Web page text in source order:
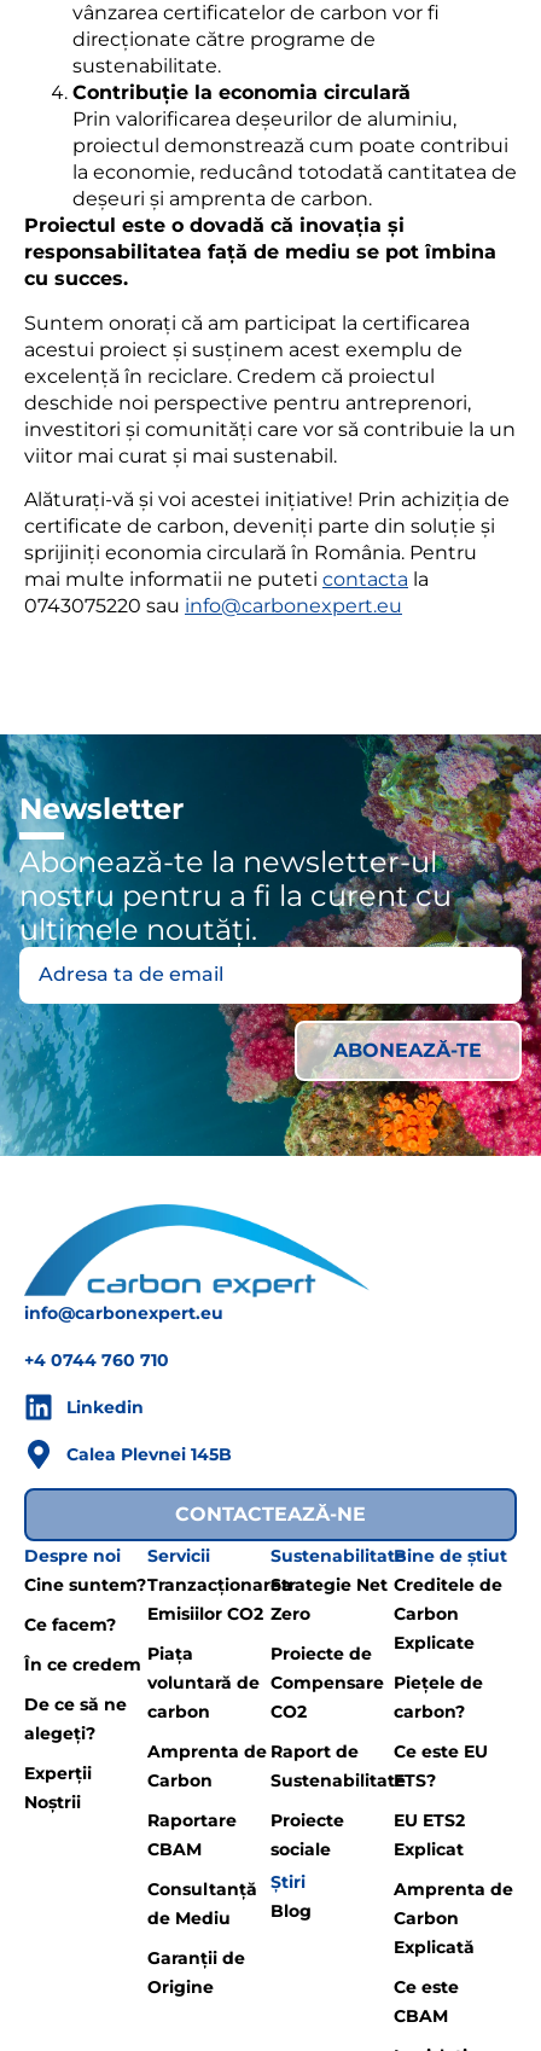
vânzarea certificatelor de carbon vor fi
direcționate către programe de
sustenabilitate.
Contribuție la economia circulară
Prin valorificarea deșeurilor de aluminiu,
proiectul demonstrează cum poate contribui
la economie, reducând totodată cantitatea de
deșeuri și amprenta de carbon.
Proiectul este o dovadă că inovația și
responsabilitatea față de mediu se pot îmbina
cu succes.
Suntem onorați că am participat la certificarea
acestui proiect și susținem acest exemplu de
excelență în reciclare. Credem că proiectul
deschide noi perspective pentru antreprenori,
investitori și comunități care vor să contribuie la un
viitor mai curat și mai sustenabil.
Alăturați-vă și voi acestei inițiative! Prin achiziția de
certificate de carbon, deveniți parte din soluție și
sprijiniți economia circulară în România. Pentru
mai multe informatii ne puteti contacta la
0743075220 sau info@carbonexpert.eu
Newsletter
Abonează-te la newsletter-ul
nostru pentru a fi la curent cu
ultimele noutăți.
info@carbonexpert.eu
+4 0744 760 710
Linkedin
Calea Plevnei 145B
CONTACTEAZĂ-NE
Despre noi
Cine suntem?
Ce facem?
În ce credem
De ce să ne
alegeți?
Experții
Noștrii
Servicii
Tranzacționarea
Emisiilor CO2
Piața
voluntară de
carbon
Amprenta de
Carbon
Raportare
CBAM
Consultanță
de Mediu
Garanții de
Origine
Sustenabilitate
Strategie Net
Zero
Proiecte de
Compensare
CO2
Raport de
Sustenabilitate
Proiecte
sociale
Știri
Blog
Bine de știut
Creditele de
Carbon
Explicate
Piețele de
carbon?
Ce este EU
ETS?
EU ETS2
Explicat
Amprenta de
Carbon
Explicată
Ce este
CBAM